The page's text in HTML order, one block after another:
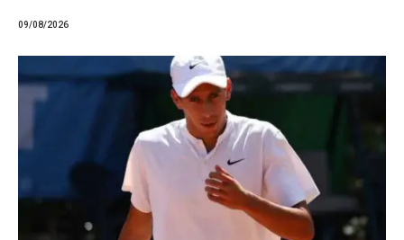
09/08/2026